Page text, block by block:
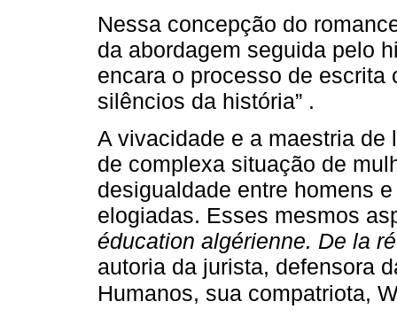
Nessa concepção do
da abordagem seguida pelo
encara o processo de escrita
silêncios da história” .
A vivacidade e a maestria de
de complexa situação de
desigualdade entre homens
elogiadas. Esses mesmos
éducation algérienne. De la
autoria da jurista, defensora
Humanos, sua compatriota,